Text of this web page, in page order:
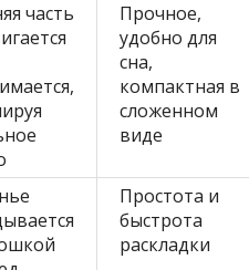
часть
Прочное,
удобно для
сна,
компактная в
сложенном
виде
Простота и
быстрота
раскладки